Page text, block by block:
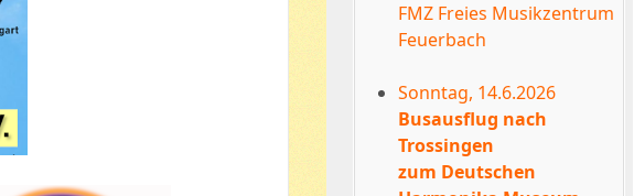
FMZ Freies Musikzentrum
Feuerbach
Sonntag, 14.6.2026
Busausflug nach
Trossingen
zum Deutschen